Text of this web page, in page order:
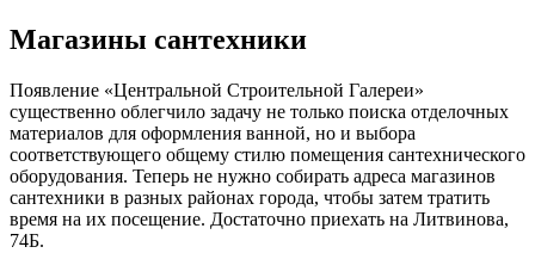
Магазины сантехники
Появление «Центральной Строительной Галереи»
существенно облегчило задачу не только поиска отделочных
материалов для оформления ванной, но и выбора
соответствующего общему стилю помещения сантехнического
оборудования. Теперь не нужно собирать адреса магазинов
сантехники в разных районах города, чтобы затем тратить
время на их посещение. Достаточно приехать на Литвинова,
74Б.